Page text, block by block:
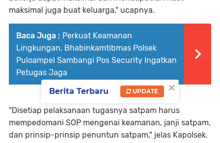
maksimal juga buat keluarga," ucapnya.
Baca Juga : Perkuat Keamanan
Lingkungan, Bhabinkamtibmas Polsek
Puloampel Sambangi Pos Security Ingatkan
Petugas Jaga
"Disetiap pelaksanaan tugasnya satpam harus
mempedomani SOP mengenai keamanan, janji satpam,
dan prinsip-prinsip penuntun satpam," jelas Kapolsek.
×
Berita Terbaru UPDATE